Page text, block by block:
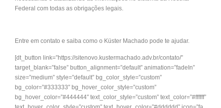
Federal com todas as obrigações legais.
Entre em contato e saiba como o Küster Machado pode te ajudar.
[dt_button link=”https://sitenovo.kustermachado.adv.br/contato/”
target_blank=”false” button_alignment=”default” animation=”fadeIn”
size=”medium” style=”default” bg_color_style=”custom”
bg_color=”#333333″ bg_hover_color_style=”custom”
bg_hover_color=”#444444″ text_color_style=”custom” text_color=”#ffffff”